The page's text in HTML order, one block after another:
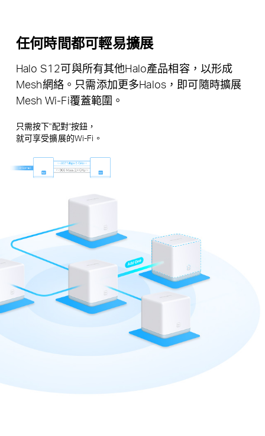
任何時間都可輕易擴展
Halo S12可與所有其他Halo產品相容，以形成
Mesh網絡。只需添加更多Halos，即可隨時擴展
Mesh Wi-Fi覆蓋範圍。
只需按下"配對"按鈕，
就可享受擴展的Wi-Fi。